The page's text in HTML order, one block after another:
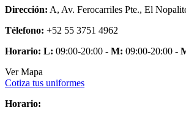
Dirección: A, Av. Ferocarriles Pte., El
Télefono: +52 55 3751 4962
Horario: L: 09:00-20:00 - M: 09:00-20:00 -
Ver Mapa
Cotiza tus uniformes
Horario: